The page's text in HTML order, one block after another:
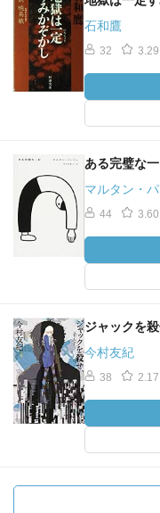
た。そう聞いて、そ
が、とにかく頭に染
剖学だけでなく人間
がよくあった。正常
のは一つの理想に過
徴の数々を総合して
はまず期待できない
にするのは、この偽
ので、生きた人間ら
いのである。身勝手
心、公平、勇気、怠
全てが一個の人間に
していることもあり
過去幾世紀の人間が
ない。だが同時代人
のに見えていたに相
首尾一貫したものと
ての人をそれぞれ固
えていた。けちん坊
はただただ気取り屋
ん坊かもしれないと
石和鷹
32 3.29
ある完璧な一
マルタン・
44 3.60
ジャックを殺
今村友紀
38 2.17